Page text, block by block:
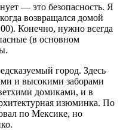
— это безопасность. Я
возвращался домой
Конечно, нужно всегда
(в основном
город. Здесь
и высокими заборами
домиками, и в
изюминка. По
по Мексике, но